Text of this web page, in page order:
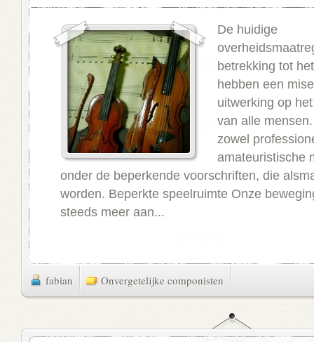
De huidige
betrekking tot het
hebben een
uitwerking op
van alle
zowel
amateuristische
onder de beperkende voorschriften, die
worden. Beperkte speelruimte Onze
steeds meer aan...
fabian Onvergetelijke componisten